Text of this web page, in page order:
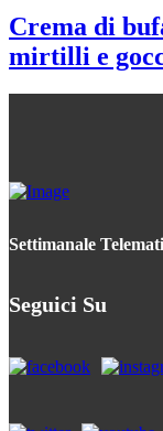
Crema di
mirtilli e
Settimanale
Seguici Su